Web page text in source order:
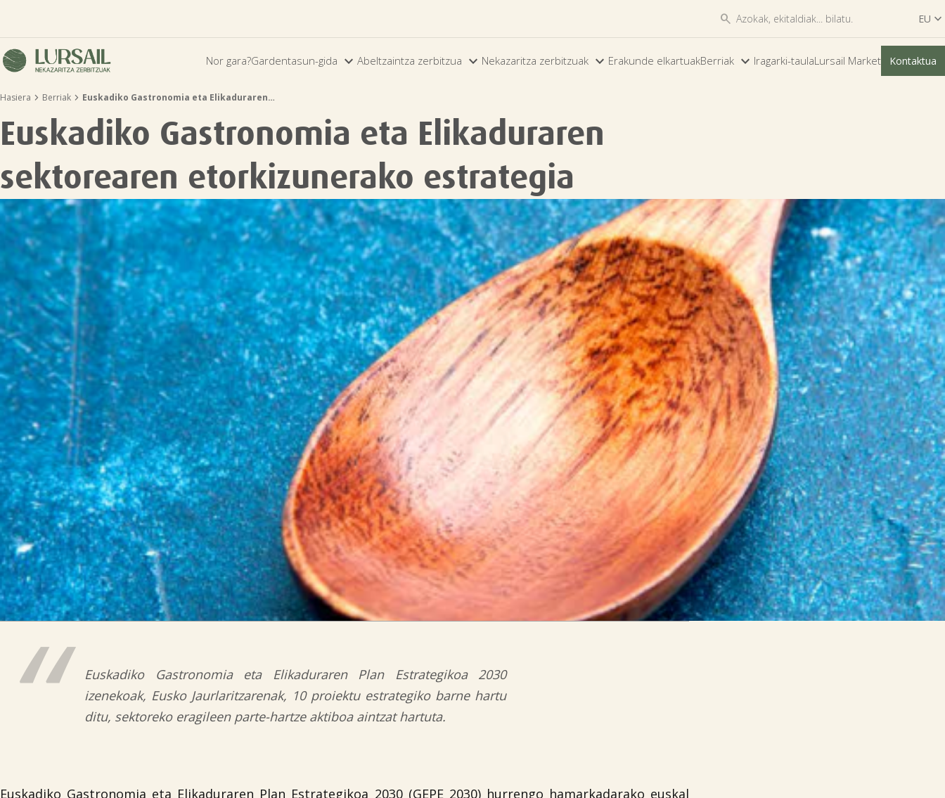
 EU 
ES
EU
Nor gara?Gardentasun-gida  Abeltzaintza zerbitzua  Nekazaritza zerbitzuak  Erakunde elkartuakBerriak  Iragarki-taulaLursail Market Kontaktua
Hasiera  Berriak  Euskadiko Gastronomia eta Elikaduraren…
Euskadiko Gastronomia eta Elikaduraren
sektorearen etorkizunerako estrategia
Euskadiko Gastronomia eta Elikaduraren Plan Estrategikoa 2030
izenekoak, Eusko Jaurlaritzarenak, 10 proiektu estrategiko barne hartu
ditu, sektoreko eragileen parte-hartze aktiboa aintzat hartuta.
Euskadiko Gastronomia eta Elikaduraren Plan Estrategikoa 2030 (GEPE 2030) hurrengo hamarkadarako euskal